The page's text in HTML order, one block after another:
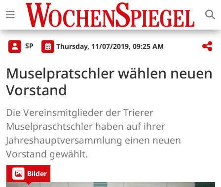
SP Thursday, 11/07/2019, 09:25 AM
Muselpratschler wählen neuen
Vorstand
Die Vereinsmitglieder der Trierer
Muselpraschtschler haben auf ihrer
Jahreshauptversammlung einen neuen
Vorstand gewählt.
Bilder